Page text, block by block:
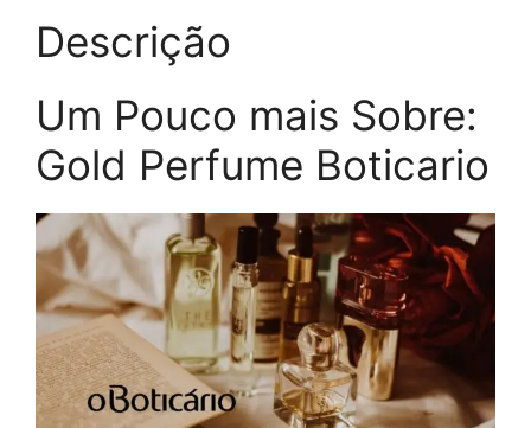
Descrição
Um Pouco mais Sobre:
Gold Perfume Boticario